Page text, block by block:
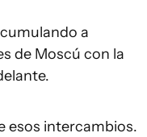
a
de Moscú con la
esos intercambios.